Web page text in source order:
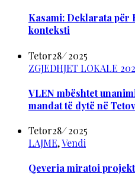
Kasami: Deklarata
konteksti
Tetor28/2025
ZGJEDHJET LOKALE
VLEN mbështet
mandat të dytë në
Tetor28/2025
LAJME,Vendi
Qeveria miratoi